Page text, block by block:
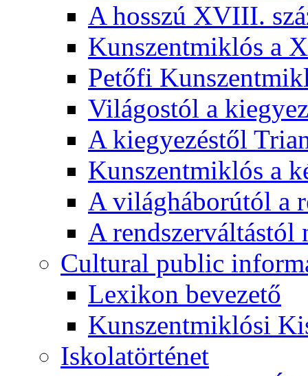
A hosszú XVIII.
Kunszentmiklós a
Petőfi
Világostól a
A kiegyezéstől
Kunszentmiklós a
A világháborútól a
A rendszerváltástól
Cultural public
Lexikon bevezető
Kunszentmiklósi
Iskolatörténet